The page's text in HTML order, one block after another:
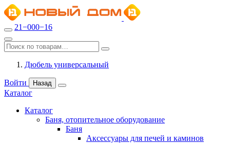
21−000−16
Дюбель универсальный
Войти Назад
Каталог
Каталог
Баня, отопительное оборудование
Баня
Аксессуары для печей и каминов